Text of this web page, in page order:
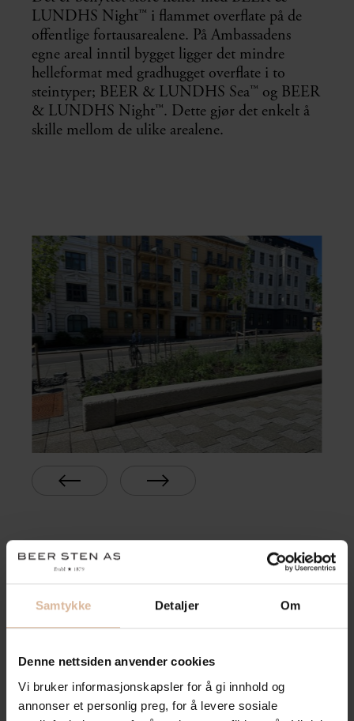
Samtykke Detaljer Om
Denne nettsiden anvender cookies
Vi bruker informasjonskapsler for å gi innhold og
annonser et personlig preg, for å levere sosiale
LUNDHS Night™ i flammet overflate på de
offentlige fortausarealene. På Ambassadens
egne areal inntil bygget ligger det mindre
helleformat med gradhugget overflate i to
steintyper; BEER & LUNDHS Sea™ og BEER
& LUNDHS Night™. Dette gjør det enkelt å
skille mellom de ulike arealene.